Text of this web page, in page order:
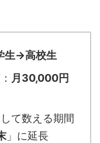
生→高校生
月30,000円
て数える期間
」に延長